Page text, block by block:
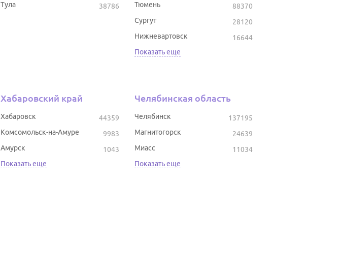
38786
Тула 88370
Тюмень
28120
Сургут
16644
Нижневартовск
Показать еще
Хабаровский край
44359
Хабаровск
9983
Комсомольск-на-Амуре
1043
Амурск
Показать еще
Челябинская область
137195
Челябинск
24639
Магнитогорск
11034
Миасс
Показать еще